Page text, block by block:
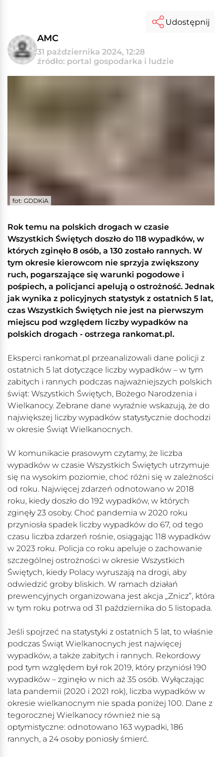
AMC
31 października 2024, 12:28
źródło: portal gospodarka i ludzie
Udostępnij
fot: GDDKiA
Rok temu na polskich drogach w czasie
Wszystkich Świętych doszło do 118 wypadków, w
których zginęło 8 osób, a 130 zostało rannych. W
tym okresie kierowcom nie sprzyja zwiększony
ruch, pogarszające się warunki pogodowe i
pośpiech, a policjanci apelują o ostrożność. Jednak
jak wynika z policyjnych statystyk z ostatnich 5 lat,
czas Wszystkich Świętych nie jest na pierwszym
miejscu pod względem liczby wypadków na
polskich drogach - ostrzega rankomat.pl.
Eksperci rankomat.pl przeanalizowali dane policji z
ostatnich 5 lat dotyczące liczby wypadków – w tym
zabitych i rannych podczas najważniejszych polskich
świąt: Wszystkich Świętych, Bożego Narodzenia i
Wielkanocy. Zebrane dane wyraźnie wskazują, że do
największej liczby wypadków statystycznie dochodzi
w okresie Świąt Wielkanocnych.
W komunikacie prasowym czytamy, że liczba
wypadków w czasie Wszystkich Świętych utrzymuje
się na wysokim poziomie, choć różni się w zależności
od roku. Najwięcej zdarzeń odnotowano w 2018
roku, kiedy doszło do 192 wypadków, w których
zginęły 23 osoby. Choć pandemia w 2020 roku
przyniosła spadek liczby wypadków do 67, od tego
czasu liczba zdarzeń rośnie, osiągając 118 wypadków
w 2023 roku. Policja co roku apeluje o zachowanie
szczególnej ostrożności w okresie Wszystkich
Świętych, kiedy Polacy wyruszają na drogi, aby
odwiedzić groby bliskich. W ramach działań
prewencyjnych organizowana jest akcja „Znicz”, która
w tym roku potrwa od 31 października do 5 listopada.
Jeśli spojrzeć na statystyki z ostatnich 5 lat, to właśnie
podczas Świąt Wielkanocnych jest najwięcej
wypadków, a także zabitych i rannych. Rekordowy
pod tym względem był rok 2019, który przyniósł 190
wypadków – zginęło w nich aż 35 osób. Wyłączając
lata pandemii (2020 i 2021 rok), liczba wypadków w
okresie wielkanocnym nie spada poniżej 100. Dane z
tegorocznej Wielkanocy również nie są
optymistyczne: odnotowano 163 wypadki, 186
rannych, a 24 osoby poniosły śmierć.